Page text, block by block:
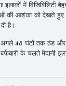
में विजिबिलिटी
की आशंका को देखते हुए
है।
अगले 48 घंटों तक ठंड और
बर्फबारी के चलते मैदानी